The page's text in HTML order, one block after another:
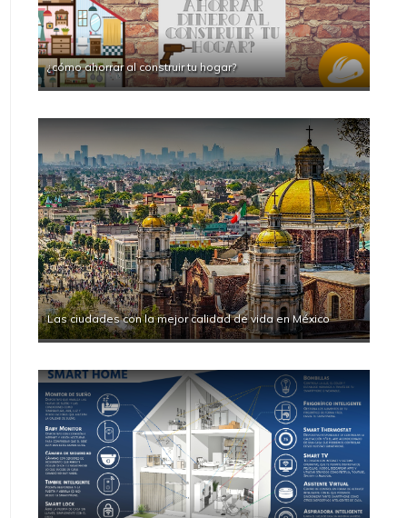
¿cómo ahorrar al construir tu hogar?
Las ciudades con la mejor calidad de vida en México